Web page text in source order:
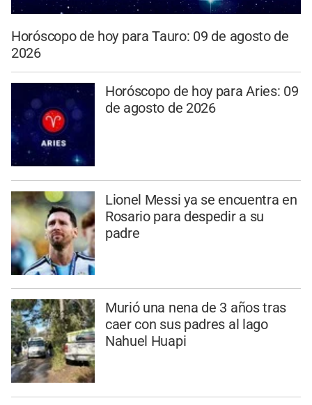
Horóscopo de hoy para Tauro: 09 de agosto de
2026
Horóscopo de hoy para Aries: 09
de agosto de 2026
Lionel Messi ya se encuentra en
Rosario para despedir a su
padre
Murió una nena de 3 años tras
caer con sus padres al lago
Nahuel Huapi